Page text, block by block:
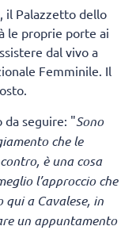
il Palazzetto dello
le proprie porte ai
dal vivo a
Femminile. Il
da seguire: "Sono
che le
è una cosa
l’approccio che
qui a Cavalese, in
un appuntamento